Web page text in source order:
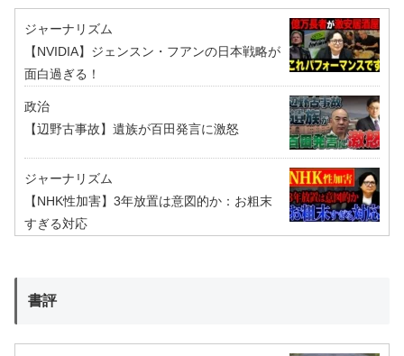
ジャーナリズム
【NVIDIA】ジェンスン・フアンの日本戦略が
面白過ぎる！
政治
【辺野古事故】遺族が百田発言に激怒
ジャーナリズム
【NHK性加害】3年放置は意図的か：お粗末
すぎる対応
書評